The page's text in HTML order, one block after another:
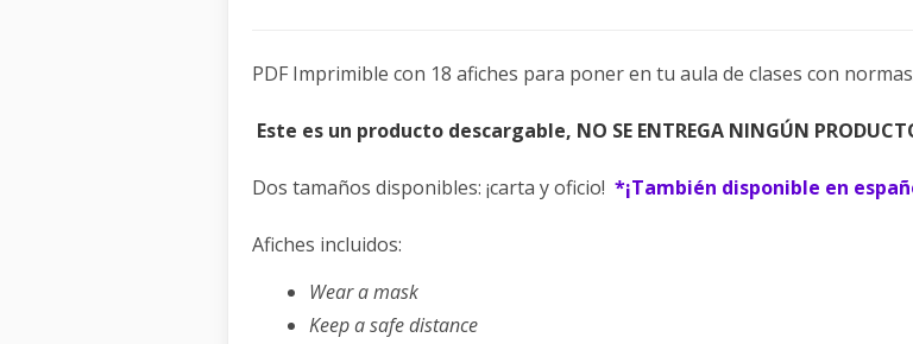
PDF Imprimible con 18 afiches para poner en tu aula de clases con
Este es un producto descargable, NO SE ENTREGA NINGÚN
Dos tamaños disponibles: ¡carta y oficio! *¡También disponible en
Afiches incluidos:
Wear a mask
Keep a safe distance